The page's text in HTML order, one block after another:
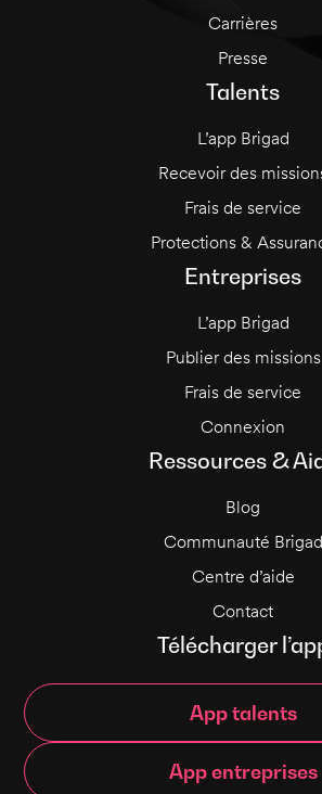
Carrières
Presse
Talents
L’app Brigad
Recevoir des
Frais de service
Protections &
Entreprises
L’app Brigad
Publier des missions
Frais de service
Connexion
Ressources &
Blog
Communauté Brigad
Centre d’aide
Contact
Télécharger
App talents
App entreprises